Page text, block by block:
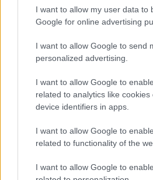
I want to allow my user data to
Google for online advertising
I want to allow Google to send
personalized advertising.
I want to allow Google to
related to analytics like cookies
device identifiers in apps.
I want to allow Google to
related to functionality of the
I want to allow Google to
los señalados figura el
o exservidores con cargos
alcaldía de
hasta
partido Morena.
Reacciones y
El gabinete de seguridad
como una respuesta directa a